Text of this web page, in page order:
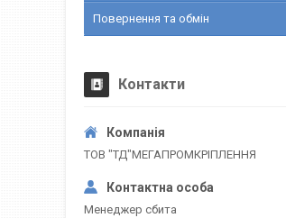
Повернення та обмін
Контакти
ТОВ "ТД"МЕГАПРОМКРІПЛЕННЯ
Менеджер сбита